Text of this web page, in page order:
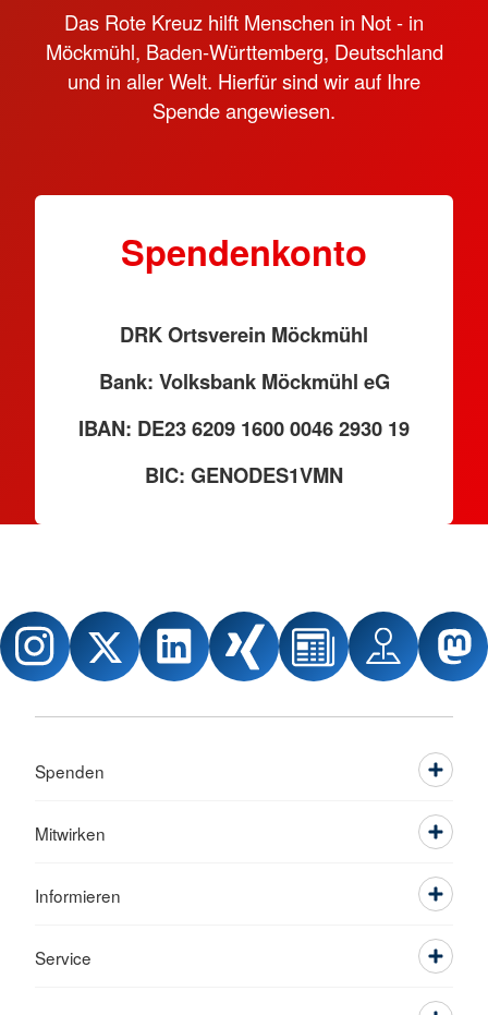
Das Rote Kreuz hilft Menschen in Not - in
Möckmühl, Baden-Württemberg, Deutschland
und in aller Welt. Hierfür sind wir auf Ihre
Spende angewiesen.
Spendenkonto
DRK Ortsverein Möckmühl
Bank: Volksbank Möckmühl eG
IBAN: DE23 6209 1600 0046 2930 19
BIC: GENODES1VMN
Spenden
Mitwirken
Informieren
Service